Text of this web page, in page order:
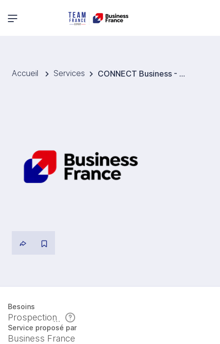
Menu principal
Accueil Services CONNECT Business - Business France
Besoins
Prospection
Service proposé par
Business France